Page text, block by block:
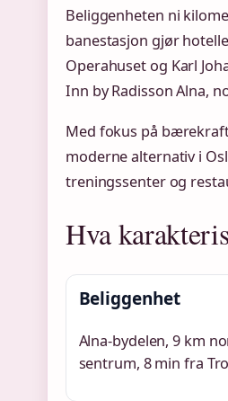
Beliggenheten ni
banestasjon gjør
Operahuset og Karl
Inn by Radisson Alna,
Med fokus på
moderne alternativ i
treningssenter og
Hva
Beliggenhet
Alna-bydelen, 9 km
sentrum, 8 min fra